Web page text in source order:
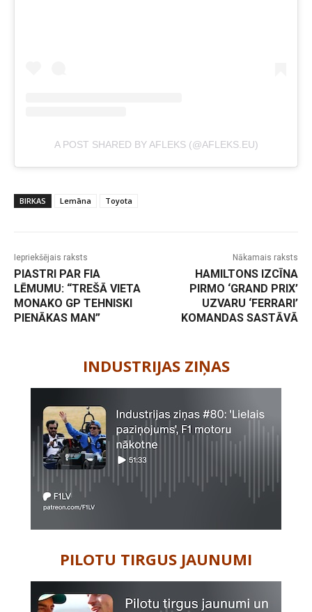
A POST SHARED BY AFLEKS (@AFLEKS.EU)
BIRKAS Lemāna Toyota
Iepriekšējais raksts
PIASTRI PAR FIA
LĒMUMU: “TREŠĀ VIETA
MONAKO GP TEHNISKI
PIENĀKAS MAN”
Nākamais raksts
HAMILTONS IZCĪNA
PIRMO ‘GRAND PRIX’
UZVARU ‘FERRARI’
KOMANDAS SASTĀVĀ
INDUSTRIJAS ZIŅAS
PILOTU TIRGUS JAUNUMI